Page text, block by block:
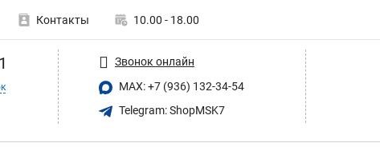
Контакты 10.00 - 18.00
Звонок онлайн
MAX: +7 (936) 132-34-54
Telegram: ShopMSK7